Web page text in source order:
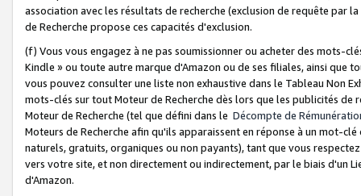
association avec les résultats de recherche (exclusion de requête
de Recherche propose ces capacités d'exclusion.
(f) Vous vous engagez à ne pas soumissionner ou acheter des mots-
Kindle » ou toute autre marque d'Amazon ou de ses filiales, ainsi que
vous pouvez consulter une liste non exhaustive dans le Tableau Non
mots-clés sur tout Moteur de Recherche dès lors que les publicités de
Moteur de Recherche (tel que défini dans le Décompte de
Moteurs de Recherche afin qu'ils apparaissent en réponse à un mot-
naturels, gratuits, organiques ou non payants), tant que vous
vers votre site, et non directement ou indirectement, par le biais d'un
d'Amazon.